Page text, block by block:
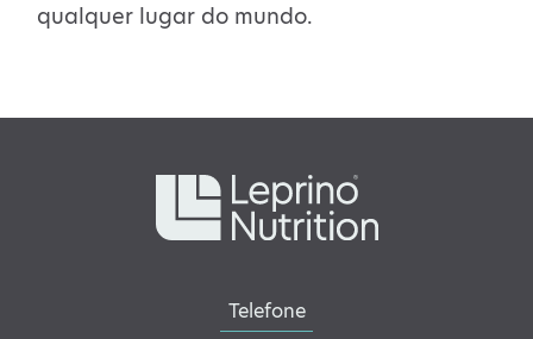
qualquer lugar do mundo.
Telefone